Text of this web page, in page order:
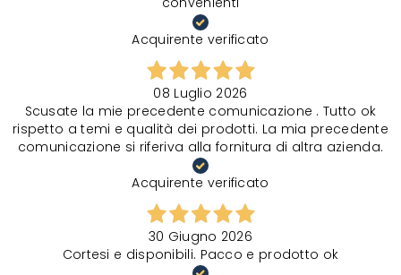
Acquirente verificato
08 Luglio 2026
Scusate la mie precedente comunicazione . Tutto ok
rispetto a temi e qualità dei prodotti. La mia precedente
comunicazione si riferiva alla fornitura di altra azienda.
Acquirente verificato
30 Giugno 2026
Cortesi e disponibili. Pacco e prodotto ok